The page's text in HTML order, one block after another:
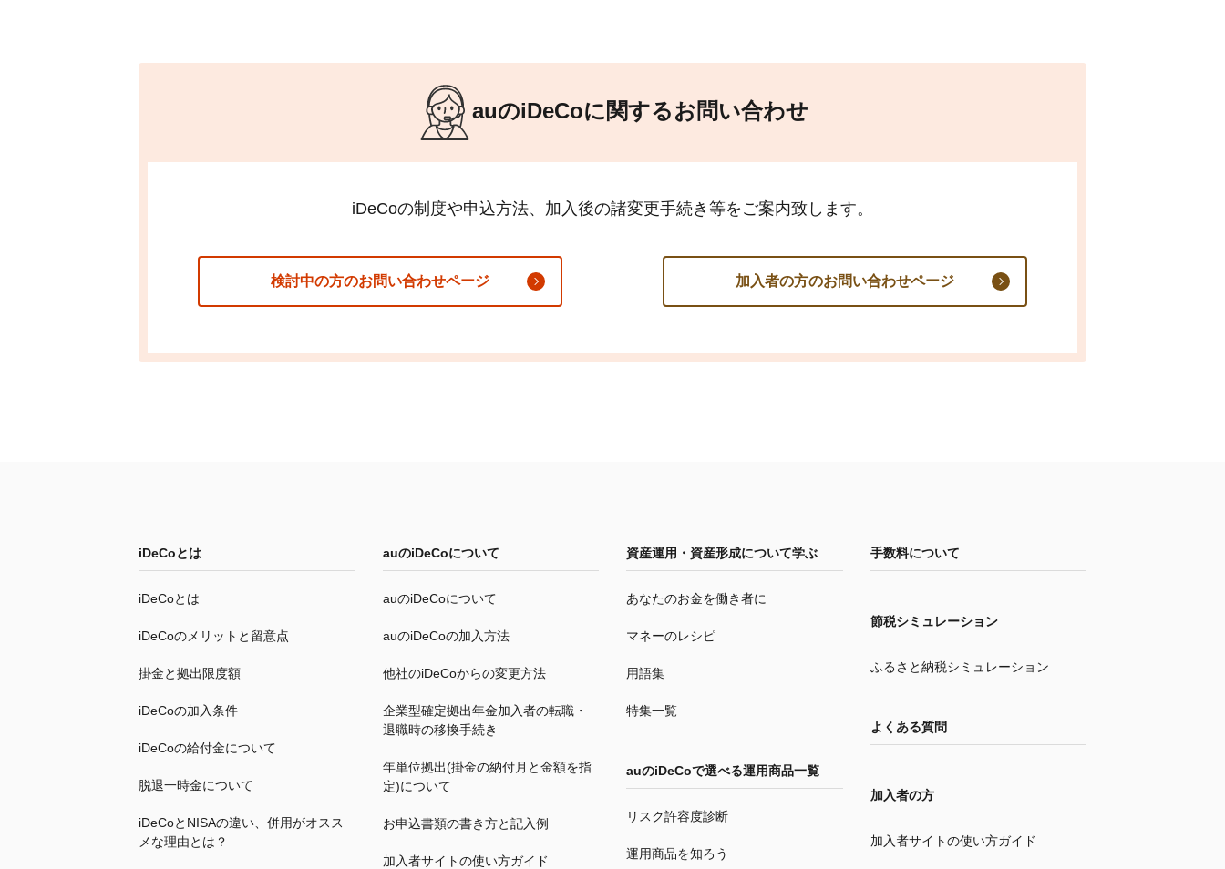
auのiDeCoに関するお問い合わせ
iDeCoの制度や申込方法、加入後の諸変更手続き等をご案内致します。
検討中の方のお問い合わせページ 加入者の方のお問い合わせページ
iDeCoとは
iDeCoとは
iDeCoのメリットと留意点
掛金と拠出限度額
iDeCoの加入条件
iDeCoの給付金について
脱退一時金について
iDeCoとNISAの違い、併用がオスス
メな理由とは？
auのiDeCoについて
auのiDeCoについて
auのiDeCoの加入方法
他社のiDeCoからの変更方法
企業型確定拠出年金加入者の転職・
退職時の移換手続き
年単位拠出(掛金の納付月と金額を指
定)について
お申込書類の書き方と記入例
加入者サイトの使い方ガイド
資産運用・資産形成について学ぶ
あなたのお金を働き者に
マネーのレシピ
用語集
特集一覧
auのiDeCoで選べる運用商品一覧
リスク許容度診断
運用商品を知ろう
手数料について
節税シミュレーション
ふるさと納税シミュレーション
よくある質問
加入者の方
加入者サイトの使い方ガイド